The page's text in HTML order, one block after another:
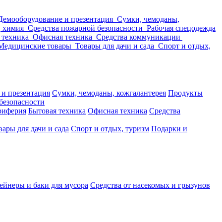
и презентация Сумки, чемоданы,
химия Средства пожарной безопасности Рабочая спецодежда
Офисная техника Средства коммуникации
товары Товары для дачи и сада Спорт и отдых,
презентация Сумки, чемоданы, кожгалантерея Продукты
Бытовая техника Офисная техника Средства
для дачи и сада Спорт и отдых, туризм Подарки и
и баки для мусора Средства от насекомых и грызунов